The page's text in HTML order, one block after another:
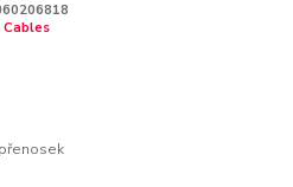
Cables